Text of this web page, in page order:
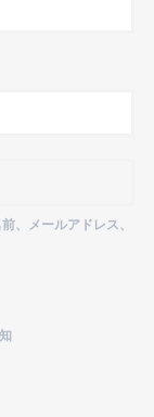
、メールアドレス、